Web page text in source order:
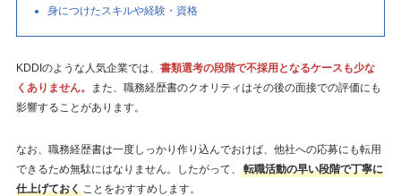
身につけたスキルや経験・資格
KDDIのような人気企業では、 書類選考の段階で不採用となるケースも少な
くありません。
また、職務経歴書のクオリティはその後の面接での評価にも
影響することがあります。
なお、職務経歴書は一度しっかり作り込んでおけば、他社への応募にも転用
できるため無駄にはなりません。したがって、
転職活動の早い段階で丁寧に
仕上げておく ことをおすすめします。